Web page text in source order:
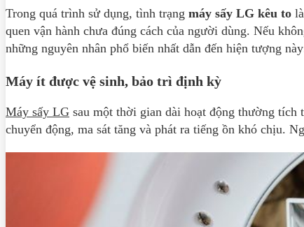
Trong quá trình sử dụng, tình trạng máy sấy LG kêu to
quen vận hành chưa đúng cách của người dùng. Nếu
những nguyên nhân phổ biến nhất dẫn đến hiện tượng
Máy ít được vệ sinh, bảo trì định kỳ
Máy sấy LG sau một thời gian dài hoạt động thường tích
chuyển động, ma sát tăng và phát ra tiếng ồn khó chịu.